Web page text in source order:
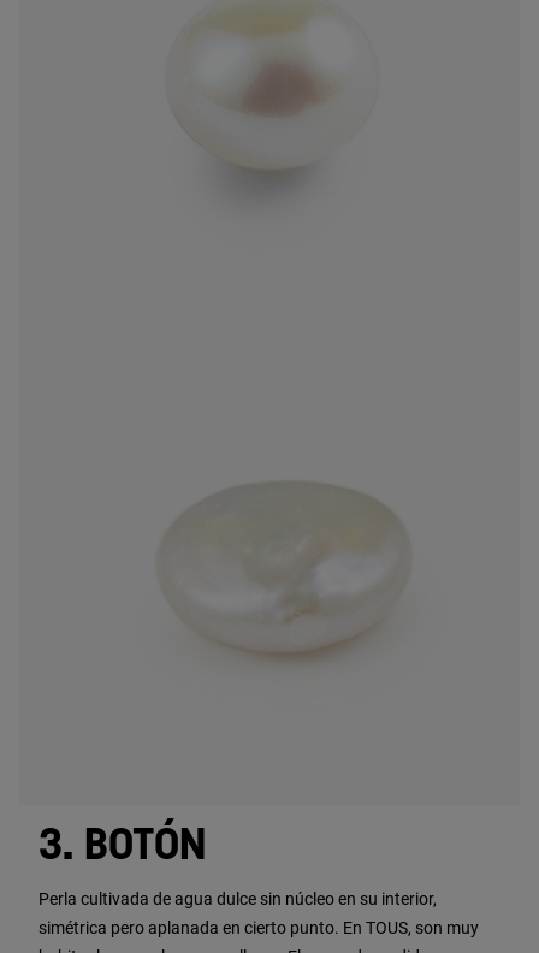
3. BOTÓN
Perla cultivada de agua dulce sin núcleo en su interior,
simétrica pero aplanada en cierto punto. En TOUS, son muy